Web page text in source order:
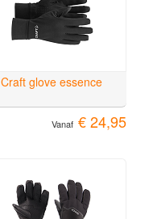
Craft glove essence
Vanaf € 24,95